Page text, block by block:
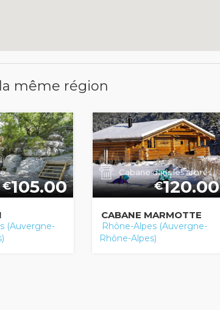
même région
€105.00
(Auvergne-
Cabane dans les arbres
€120.00
CABANE MARMOTTE
Rhône-Alpes (Auvergne-
Rhône-Alpes)